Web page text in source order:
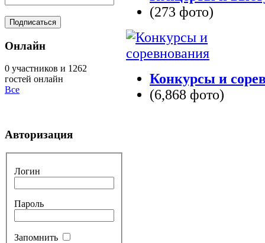
(273 фото)
Конкурсы и
(6,868 фото)
Онлайн
0 участников и 1262
гостей онлайн
Все
Авторизация
Логин
Пароль
Запомнить